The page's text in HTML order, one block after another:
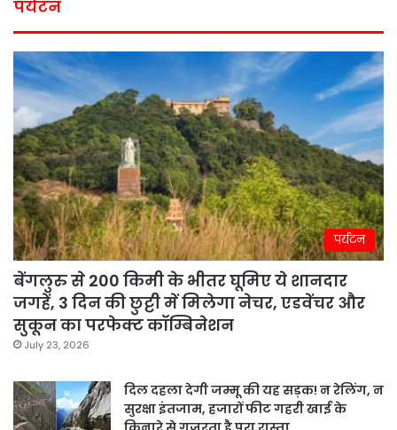
पर्यटन
पर्यटन
बेंगलुरु से 200 किमी के भीतर घूमिए ये शानदार
जगहें, 3 दिन की छुट्टी में मिलेगा नेचर, एडवेंचर और
सुकून का परफेक्ट कॉम्बिनेशन
July 23, 2026
दिल दहला देगी जम्मू की यह सड़क! न रेलिंग, न
सुरक्षा इंतजाम, हजारों फीट गहरी खाई के